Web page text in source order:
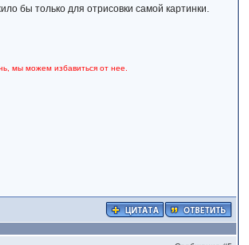
бы только для отрисовки самой картинки.
мы можем избавиться от нее.